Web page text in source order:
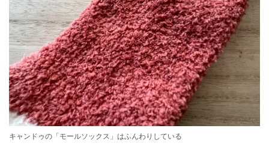
キャンドゥの「モールソックス」はふんわりしている